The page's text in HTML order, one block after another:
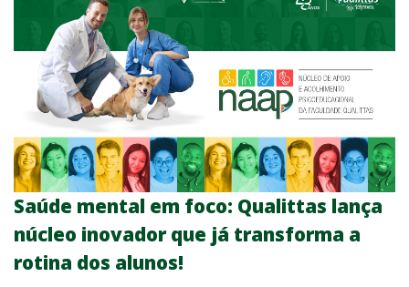
Saúde mental em foco: Qualittas lança
núcleo inovador que já transforma a
rotina dos alunos!